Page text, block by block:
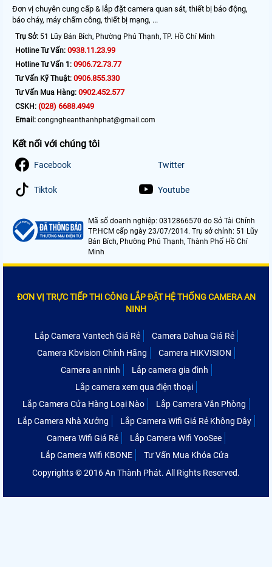
Đơn vị chuyên cung cấp & lắp đặt camera quan sát, thiết bị báo động,
báo cháy, máy chấm công, thiết bị mạng, ...
Trụ Sở: 51 Lũy Bán Bích, Phường Phú Thạnh, TP. Hồ Chí Minh
Hotline Tư Vấn: 0938.11.23.99
Hotline Tư Vấn 1: 0906.72.73.77
Tư Vấn Kỹ Thuật: 0906.855.330
Tư Vấn Mua Hàng: 0902.452.577
CSKH: (028) 6688.4949
Email: congngheanthanhphat@gmail.com
Kết nối với chúng tôi
Facebook Twitter
Tiktok Youtube
Mã số doanh nghiệp: 0312866570 do Sở Tài Chính
TP.HCM cấp ngày 23/07/2014. Trụ sở chính: 51 Lũy
Bán Bích, Phường Phú Thạnh, Thành Phố Hồ Chí
Minh
ĐƠN VỊ TRỰC TIẾP THI CÔNG LẮP ĐẶT HỆ THỐNG CAMERA AN
NINH
Lắp Camera Vantech Giá Rẻ
Camera Dahua Giá Rẻ
Camera Kbvision Chính Hãng
Camera HIKVISION
Camera an ninh
Lắp camera gia đình
Lắp camera xem qua điện thoại
Lắp Camera Cửa Hàng Loại Nào
Lắp Camera Văn Phòng
Lắp Camera Nhà Xưởng
Lắp Camera Wifi Giá Rẻ Không Dây
Camera Wifi Giá Rẻ
Lắp Camera Wifi YooSee
Lắp Camera Wifi KBONE
Tư Vấn Mua Khóa Cửa
Copyrights © 2016 An Thành Phát. All Rights Reserved.